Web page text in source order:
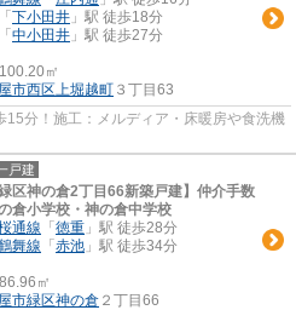
「 下小田井 」駅 徒歩18分
「 中小田井 」駅 徒歩27分
㎡
市西区上堀越町 ３丁目63
15分！施工：メルディア・床暖房や食洗機
戸建
緑区神の倉2丁目66新築戸建】仲介手数
倉小学校・神の倉中学校
通線 「 徳重 」駅 徒歩28分
舞線 「 赤池 」駅 徒歩34分
㎡
市緑区神の倉 ２丁目66